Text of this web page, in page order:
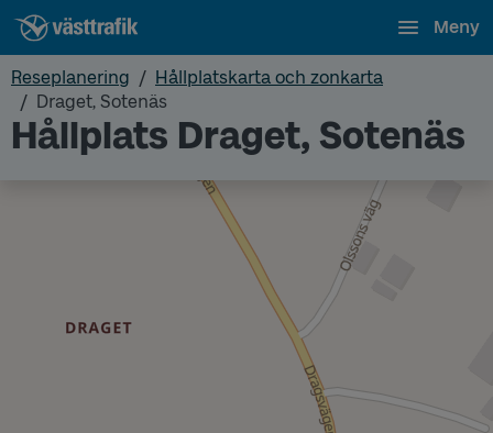
Meny
Reseplanering
Hållplatskarta och zonkarta
Draget, Sotenäs
Hållplats Draget, Sotenäs